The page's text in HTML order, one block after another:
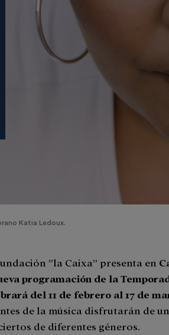
Katia Ledoux.
”la Caixa” presenta en
programación de la
del 11 de febrero al 17 de
de la música disfrutarán de
de diferentes géneros.